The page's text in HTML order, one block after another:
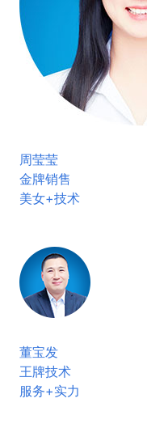
周莹莹
金牌销售
美女+技术
董宝发
王牌技术
服务+实力